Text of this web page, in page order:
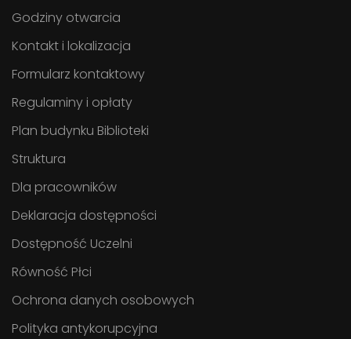
Godziny otwarcia
Kontakt i lokalizacja
Formularz kontaktowy
Regulaminy i opłaty
Plan budynku Biblioteki
Struktura
Dla pracowników
Deklaracja dostępności
Dostępność Uczelni
Równość Płci
Ochrona danych osobowych
Polityka antykorupcyjna